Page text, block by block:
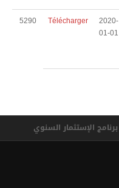
2020-
01-01
Télécharger
5290
برنامج الإستثمار السنوي